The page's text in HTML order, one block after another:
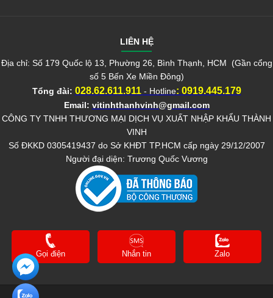
LIÊN HỆ
Địa chỉ: Số 179 Quốc lộ 13, Phường 26, Bình Thạnh, HCM (Gần cổng
số 5 Bến Xe Miền Đông)
Tổng đài: 028.62.611.911 - Hotline: 0919.445.179
Email: vitinhthanhvinh@gmail.com
CÔNG TY TNHH THƯƠNG MẠI DỊCH VỤ XUẤT NHẬP KHẨU THÀNH
VINH
Số ĐKKD 0305419437 do Sở KHĐT TP.HCM cấp ngày 29/12/2007
Người đại diện: Trương Quốc Vương
Gọi điện Nhắn tin Zalo